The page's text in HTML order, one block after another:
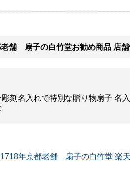
舗 扇子の白竹堂お勧め商品 店舗
彫刻名入れで特別な贈り物扇子
年京都老舗 扇子の白竹堂 楽